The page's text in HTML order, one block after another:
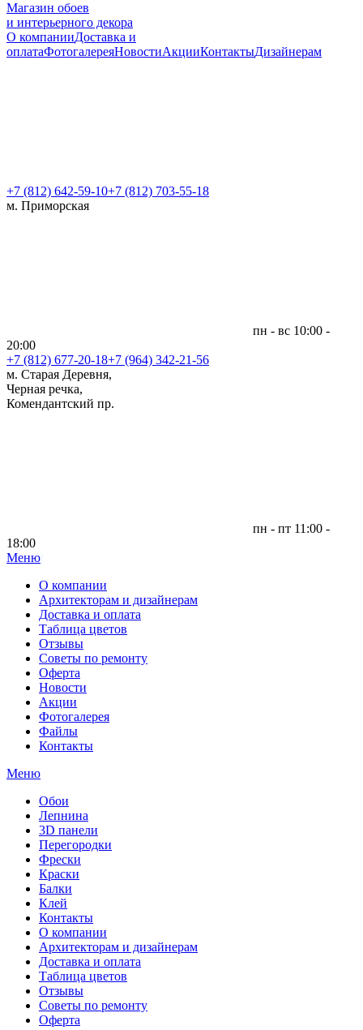
Магазин обоев
и интерьерного декора
О компанииДоставка и
оплатаФотогалереяНовостиАкцииКонтактыДизайнерам
+7 (812) 642-59-10+7 (812) 703-55-18
м. Приморская
пн - вс 10:00 -
20:00
+7 (812) 677-20-18+7 (964) 342-21-56
м. Старая Деревня,
Черная речка,
Комендантский пр.
пн - пт 11:00 -
18:00
Меню|
О компании
Архитекторам и дизайнерам
Доставка и оплата
Таблица цветов
Отзывы
Советы по ремонту
Оферта
Новости
Акции
Фотогалерея
Файлы
Контакты
Меню
Обои
Лепнина
3D панели
Перегородки
Фрески
Краски
Балки
Клей
Контакты
О компании
Архитекторам и дизайнерам
Доставка и оплата
Таблица цветов
Отзывы
Советы по ремонту
Оферта